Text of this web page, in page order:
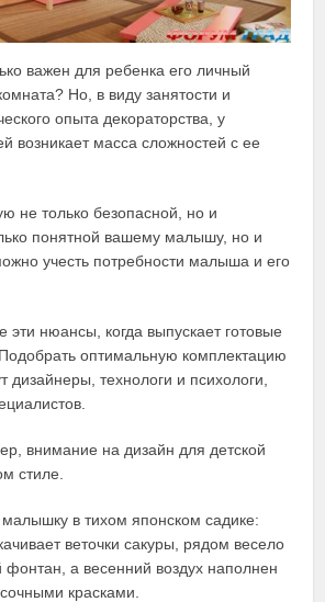
важен для ребенка его личный
Но, в виду занятости и
опыта декораторства, у
возникает масса сложностей с ее
не только безопасной, но и
понятной вашему малышу, но и
учесть потребности малыша и его
эти нюансы, когда выпускает готовые
оптимальную комплектацию
дизайнеры, технологи и психологи,
внимание на дизайн для детской
стиле.
в тихом японском садике:
веточки сакуры, рядом весело
а весенний воздух наполнен
красками.